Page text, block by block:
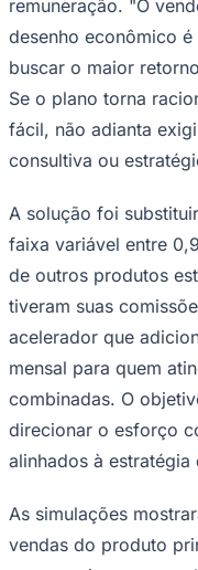
Sport
buscar o maior
Se o plano torna
fácil, não adianta
consultiva ou
A solução foi
de outros produtos
tiveram suas
acelerador que
mensal para quem
combinadas. O
direcionar o esforço
alinhados à estratégia
As simulações
por crescimento
preservando a